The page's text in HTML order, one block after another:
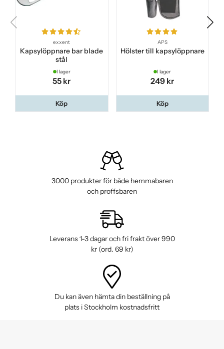
exxent
Kapsylöppnare bar blade
stål
I lager
55 kr
Köp
APS
Hölster till kapsylöppnare
I lager
249 kr
Köp
3000 produkter för både hemmabaren
och proffsbaren
Leverans 1-3 dagar och fri frakt över 990
kr (ord. 69 kr)
Du kan även hämta din beställning på
plats i Stockholm kostnadsfritt